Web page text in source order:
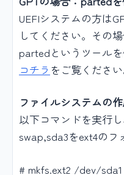
UEFIシステムの方は
してください。その
partedというツール
コチラ をご覧ください
ファイルシステムの
以下コマンドを実行
swap,sda3をext4のフ
# mkfs.ext2 /dev/sda1